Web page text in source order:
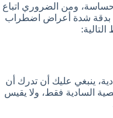
ومن الضروري اتباع
بدقة شدة أعراض اضطراب
ينبغي عليك أن تدرك أن
السادية فقط، ولا يقيس